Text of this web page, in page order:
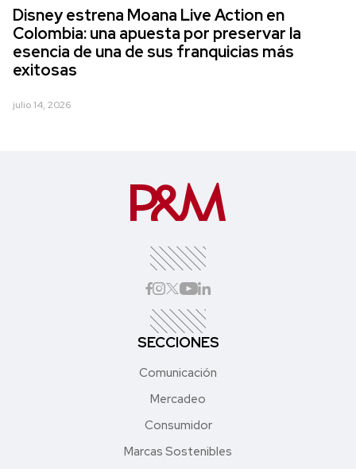
Disney estrena Moana Live Action en
Colombia: una apuesta por preservar la
esencia de una de sus franquicias más
exitosas
julio 14, 2026
SECCIONES
Comunicación
Mercadeo
Consumidor
Marcas Sostenibles